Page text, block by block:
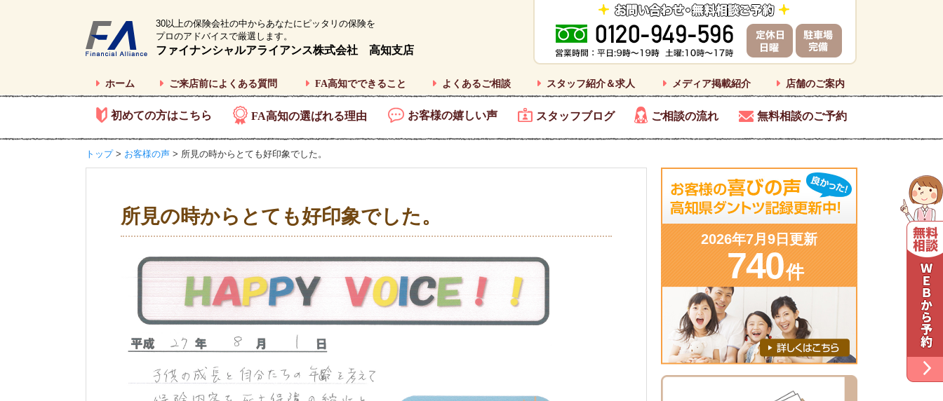
30以上の保険会社の中からあなたにピッタリの保険を
プロのアドバイスで厳選します。
ファイナンシャルアライアンス株式会社 高知支店
ホーム ご来店前によくある質問 FA高知でできること よくあるご相談 スタッフ紹介＆求人 メディア掲載紹介 店舗のご案内
初めての方はこちら FA高知の選ばれる理由 お客様の嬉しい声 スタッフブログ ご相談の流れ 無料相談のご予約
トップ> お客様の声 > 所見の時からとても好印象でした。
所見の時からとても好印象でした。
740
2026年7月9日更新